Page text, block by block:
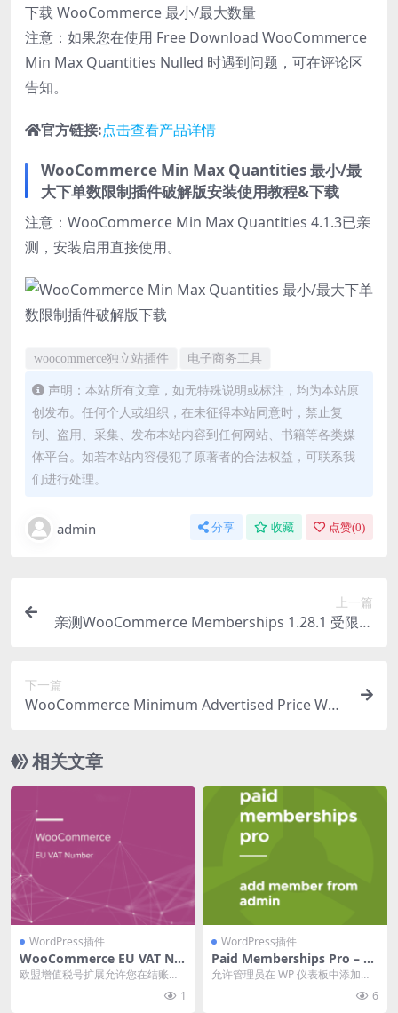
下载 WooCommerce 最小/最大数量
注意：如果您在使用 Free Download WooCommerce
Min Max Quantities Nulled 时遇到问题，可在评论区
告知。
官方链接:点击查看产品详情
WooCommerce Min Max Quantities 最小/最
大下单数限制插件破解版安装使用教程&下载
注意：WooCommerce Min Max Quantities 4.1.3已亲
测，安装启用直接使用。
woocommerce独立站插件 电子商务工具
声明：本站所有文章，如无特殊说明或标注，均为本站原
创发布。任何个人或组织，在未征得本站同意时，禁止复
制、盗用、采集、发布本站内容到任何网站、书籍等各类媒
体平台。如若本站内容侵犯了原著者的合法权益，可联系我
们进行处理。
admin 分享 收藏 点赞(0)
上一篇
亲测WooCommerce Memberships 1.28.1 受限内
下一篇
WooCommerce Minimum Advertised Price Woo
相关文章
WordPress插件
WooCommerce EU VAT Nu
mber v3.1.0 欧盟增值税号插
欧盟增值税号扩展允许您在结账时
1
WordPress插件
Paid Memberships Pro – A
dd Member From Admin .6
允许管理员在 WP 仪表板中添加成
6